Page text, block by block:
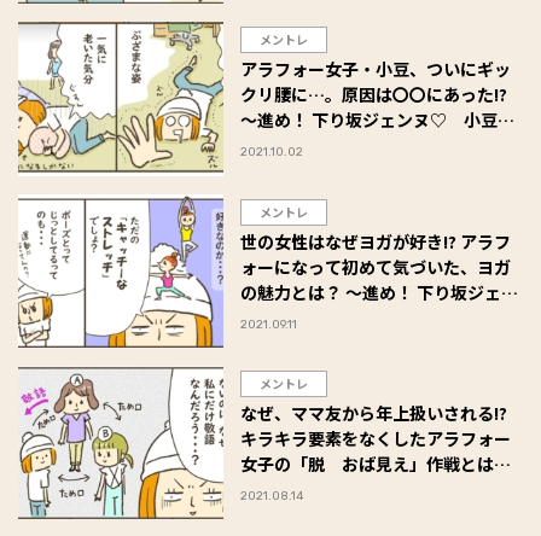
メントレ
アラフォー女子・小豆、ついにギッ
クリ腰に…。原因は〇〇にあった!?
～進め！ 下り坂ジェンヌ♡ 小豆だ
るまのアラフォー奮闘記 #19
2021.10.02
メントレ
世の女性はなぜヨガが好き!? アラフ
ォーになって初めて気づいた、ヨガ
の魅力とは？ ～進め！ 下り坂ジェン
ヌ♡ 小豆だるまのアラフォー奮闘
2021.09.11
メントレ
なぜ、ママ友から年上扱いされる!?
キラキラ要素をなくしたアラフォー
女子の「脱 おば見え」作戦とは？
～進め！ 下り坂ジェンヌ♡ 小豆だ
2021.08.14